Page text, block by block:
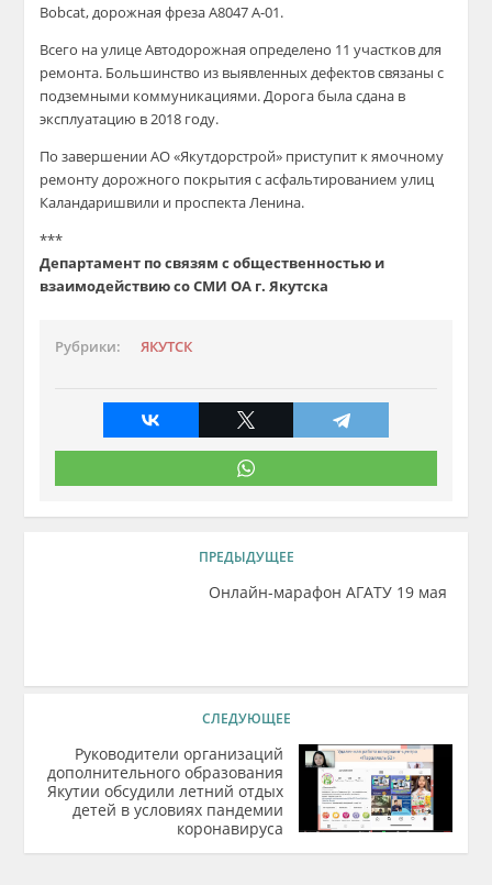
Bobcat, дорожная фреза А8047 А-01.
Всего на улице Автодорожная определено 11 участков для
ремонта. Большинство из выявленных дефектов связаны с
подземными коммуникациями. Дорога была сдана в
эксплуатацию в 2018 году.
По завершении АО «Якутдорстрой» приступит к ямочному
ремонту дорожного покрытия с асфальтированием улиц
Каландаришвили и проспекта Ленина.
***
Департамент по связям с общественностью и
взаимодействию со СМИ ОА г. Якутска
Рубрики: ЯКУТСК
ПРЕДЫДУЩЕЕ
Онлайн-марафон АГАТУ 19 мая
СЛЕДУЮЩЕЕ
Руководители организаций
дополнительного образования
Якутии обсудили летний отдых
детей в условиях пандемии
коронавируса